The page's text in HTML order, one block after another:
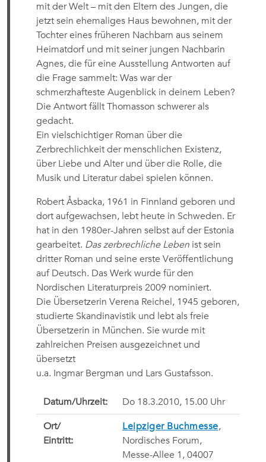
mit der Welt – mit den Eltern des Jungen, die
jetzt sein ehemaliges Haus bewohnen, mit der
Tochter eines früheren Nachbarn aus seinem
Heimatdorf und mit seiner jungen Nachbarin
Agnes, die für eine Ausstellung Antworten auf
die Frage sammelt: Was war der
schmerzhafteste Augenblick in deinem Leben?
Die Antwort fällt Thomasson schwerer als
gedacht.
Ein vielschichtiger Roman über die
Zerbrechlichkeit der menschlichen Existenz,
über Liebe und Alter und über die Rolle, die
Musik und Literatur dabei spielen können.
Robert Åsbacka, 1961 in Finnland geboren und
dort aufgewachsen, lebt heute in Schweden. Er
hat in den 1980er-Jahren selbst auf der Estonia
gearbeitet. Das zerbrechliche Leben ist sein
dritter Roman und seine erste Veröffentlichung
auf Deutsch. Das Werk wurde für den
Nordischen Literaturpreis 2009 nominiert.
Die Übersetzerin Verena Reichel, 1945 geboren,
studierte Skandinavistik und lebt als freie
Übersetzerin in München. Sie wurde mit
zahlreichen Preisen ausgezeichnet und
übersetzt
u.a. Ingmar Bergman und Lars Gustafsson.
Datum/Uhrzeit: Do 18.3.2010, 15.00 Uhr
Ort/
Eintritt:
Leipziger Buchmesse,
Nordisches Forum,
Messe-Allee 1, 04007